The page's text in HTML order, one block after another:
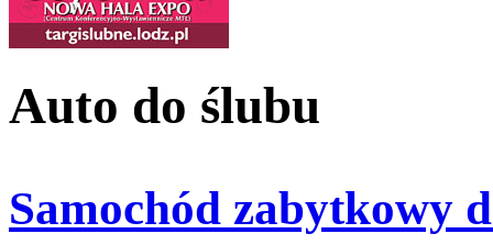
Auto do ślubu
Samochód zabytkowy